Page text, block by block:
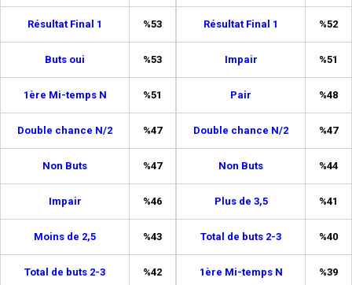
Résultat Final 1 %53
Buts oui %53
1ère Mi-temps N %51
Double chance N/2 %47
Non Buts %47
Impair %46
Moins de 2,5 %43
Total de buts 2-3 %42
Résultat Final 1 %52
Impair %51
Pair %48
Double chance N/2 %47
Non Buts %44
Plus de 3,5 %41
Total de buts 2-3 %40
1ère Mi-temps N %39